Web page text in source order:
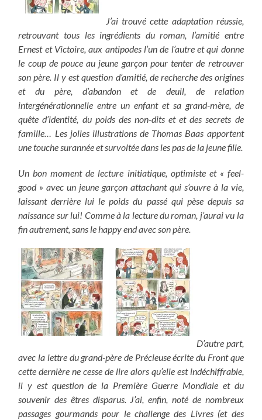
J’ai trouvé cette adaptation réussie,
retrouvant tous les ingrédients du roman, l’amitié entre
Ernest et Victoire, aux antipodes l’un de l’autre et qui donne
le coup de pouce au jeune garçon pour tenter de retrouver
son père. Il y est question d’amitié, de recherche des origines
et du père, d’abandon et de deuil, de relation
intergénérationnelle entre un enfant et sa grand-mère, de
quête d’identité, du poids des non-dits et et des secrets de
famille… Les jolies illustrations de Thomas Baas apportent
une touche surannée et survoltée dans les pas de la jeune fille.
Un bon moment de lecture initiatique, optimiste et « feel-
good » avec un jeune garçon attachant qui s’ouvre à la vie,
laissant derrière lui le poids du passé qui pèse depuis sa
naissance sur lui! Comme à la lecture du roman, j’aurai vu la
fin autrement, sans le happy end avec son père.
D’autre part,
avec la lettre du grand-père de Précieuse écrite du Front que
cette dernière ne cesse de lire alors qu’elle est indéchiffrable,
il y est question de la Première Guerre Mondiale et du
souvenir des êtres disparus. J’ai, enfin, noté de nombreux
passages gourmands pour le challenge des Livres (et des